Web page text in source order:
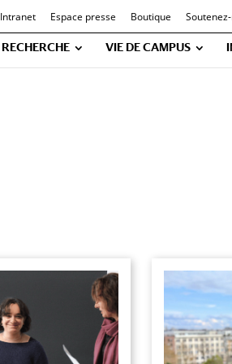
Intranet Espace presse Boutique
RECHERCHE VIE DE CAMPUS